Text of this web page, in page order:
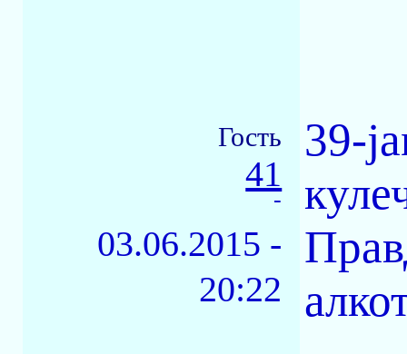
Гость
41
-
03.06.2015 -
20:22
39-